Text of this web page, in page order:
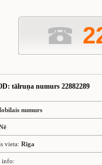
2
: tālruņa numurs 22882289
numurs
vieta: Rīga
info: